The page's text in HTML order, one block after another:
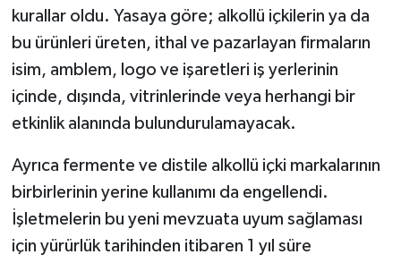
kurallar oldu. Yasaya göre; alkollü içkilerin ya da
bu ürünleri üreten, ithal ve pazarlayan firmaların
isim, amblem, logo ve işaretleri iş yerlerinin
içinde, dışında, vitrinlerinde veya herhangi bir
etkinlik alanında bulundurulamayacak.
Ayrıca fermente ve distile alkollü içki markalarının
birbirlerinin yerine kullanımı da engellendi.
İşletmelerin bu yeni mevzuata uyum sağlaması
için yürürlük tarihinden itibaren 1 yıl süre